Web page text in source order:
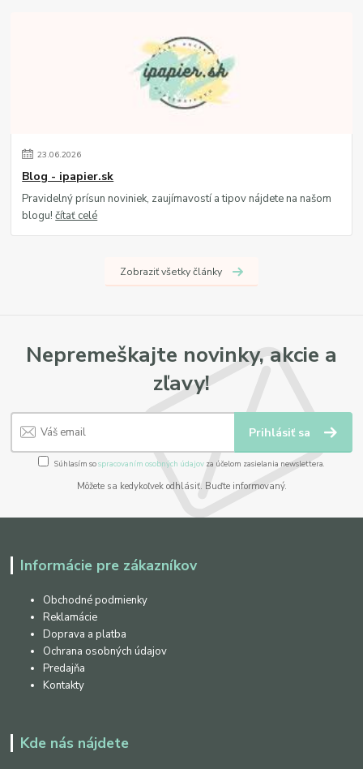
23.06.2026
Blog - ipapier.sk
Pravidelný prísun noviniek, zaujímavostí a tipov nájdete na našom
blogu!čítať celé
Zobraziť všetky články
Nepremeškajte novinky, akcie a
zľavy!
Prihlásiť sa
Súhlasím sospracovaním osobných údajov za účelom zasielania newslettera.
Môžete sa kedykoľvek odhlásiť. Buďte informovaný.
Informácie pre zákazníkov
Obchodné podmienky
Reklamácie
Doprava a platba
Ochrana osobných údajov
Predajňa
Kontakty
Kde nás nájdete